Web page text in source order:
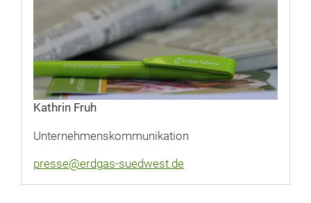
Kathrin Fruh
Unternehmenskommunikation
presse@erdgas-suedwest.de